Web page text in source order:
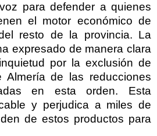
para defender a quienes
el motor económico de
resto de la provincia. La
expresado de manera clara
por la exclusión de
Almería de las reducciones
en esta orden. Esta
y perjudica a miles de
de estos productos para